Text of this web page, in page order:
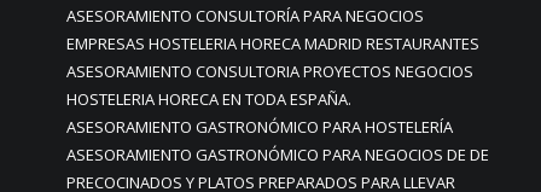
ASESORAMIENTO CONSULTORÍA PARA NEGOCIOS
EMPRESAS HOSTELERIA HORECA MADRID RESTAURANTES
ASESORAMIENTO CONSULTORIA PROYECTOS NEGOCIOS
HOSTELERIA HORECA EN TODA ESPAÑA.
ASESORAMIENTO GASTRONÓMICO PARA HOSTELERÍA
ASESORAMIENTO GASTRONÓMICO PARA NEGOCIOS DE DE
PRECOCINADOS Y PLATOS PREPARADOS PARA LLEVAR